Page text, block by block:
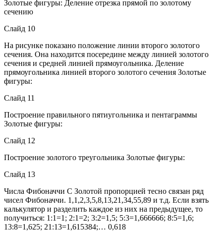
Золотые фигуры: Деление отрезка прямой по золотому
сечению
Слайд 10
На рисунке показано положение линии второго золотого
сечения. Она находится посередине между линией золотого
сечения и средней линией прямоугольника. Деление
прямоугольника линией второго золотого сечения Золотые
фигуры:
Слайд 11
Построение правильного пятиугольника и пентаграммы
Золотые фигуры:
Слайд 12
Построение золотого треугольника Золотые фигуры:
Слайд 13
Числа Фибоначчи С Золотой пропорцией тесно связан ряд
чисел Фибоначчи. 1,1,2,3,5,8,13,21,34,55,89 и т.д. Если взять
калькулятор и разделить каждое из них на предыдущее, то
получиться: 1:1=1; 2:1=2; 3:2=1,5; 5:3=1,666666; 8:5=1,6;
13:8=1,625; 21:13=1,615384;… 0,618